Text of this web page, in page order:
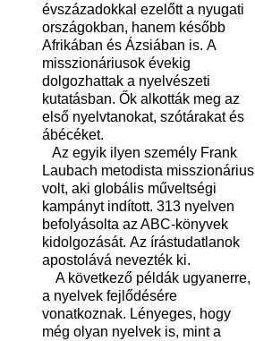
évszázadokkal ezelőtt a nyugati
országokban, hanem később
Afrikában és Ázsiában is. A
misszionáriusok évekig
dolgozhattak a nyelvészeti
kutatásban. Ők alkották meg az
első nyelvtanokat, szótárakat és
ábécéket.
Az egyik ilyen személy Frank
Laubach metodista misszionárius
volt, aki globális műveltségi
kampányt indított. 313 nyelven
befolyásolta az ABC-könyvek
kidolgozását. Az írástudatlanok
apostolává nevezték ki.
A következő példák ugyanerre,
a nyelvek fejlődésére
vonatkoznak. Lényeges, hogy
még olyan nyelvek is, mint a